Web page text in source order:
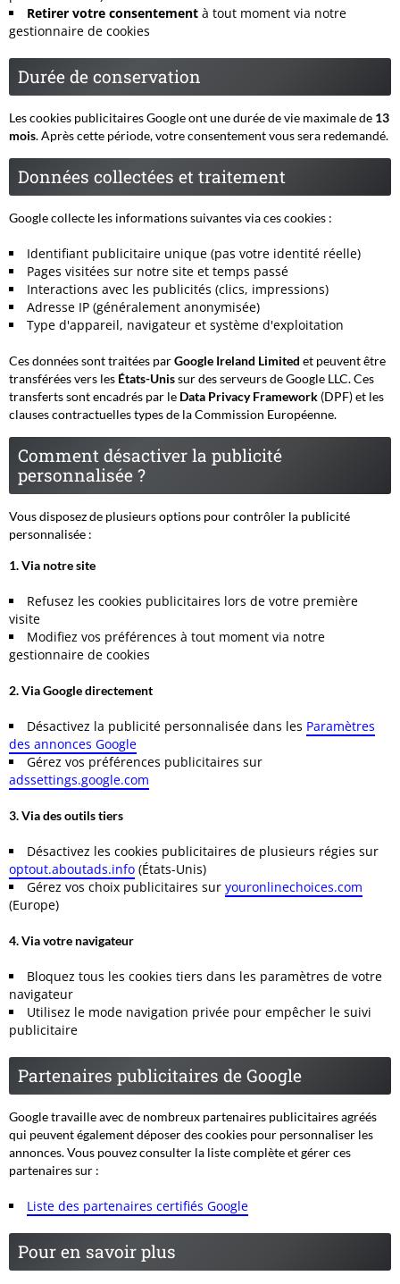
Retirer votre consentement à tout moment via notre
gestionnaire de cookies
Durée de conservation
Les cookies publicitaires Google ont une durée de vie maximale de 13
mois. Après cette période, votre consentement vous sera redemandé.
Données collectées et traitement
Google collecte les informations suivantes via ces cookies :
Identifiant publicitaire unique (pas votre identité réelle)
Pages visitées sur notre site et temps passé
Interactions avec les publicités (clics, impressions)
Adresse IP (généralement anonymisée)
Type d'appareil, navigateur et système d'exploitation
Ces données sont traitées parGoogle Ireland Limited et peuvent être
transférées vers les États-Unissur des serveurs de Google LLC. Ces
transferts sont encadrés par le Data Privacy Framework (DPF) et les
clauses contractuelles types de la Commission Européenne.
Comment désactiver la publicité
personnalisée ?
Vous disposez de plusieurs options pour contrôler la publicité
personnalisée :
1. Via notre site
Refusez les cookies publicitaires lors de votre première
visite
Modifiez vos préférences à tout moment via notre
gestionnaire de cookies
2. Via Google directement
Désactivez la publicité personnalisée dans les Paramètres
des annonces Google
Gérez vos préférences publicitaires sur
adssettings.google.com
3. Via des outils tiers
Désactivez les cookies publicitaires de plusieurs régies sur
optout.aboutads.info (États-Unis)
Gérez vos choix publicitaires sur youronlinechoices.com
(Europe)
4. Via votre navigateur
Bloquez tous les cookies tiers dans les paramètres de votre
navigateur
Utilisez le mode navigation privée pour empêcher le suivi
publicitaire
Partenaires publicitaires de Google
Google travaille avec de nombreux partenaires publicitaires agréés
qui peuvent également déposer des cookies pour personnaliser les
annonces. Vous pouvez consulter la liste complète et gérer ces
partenaires sur :
Liste des partenaires certifiés Google
Pour en savoir plus